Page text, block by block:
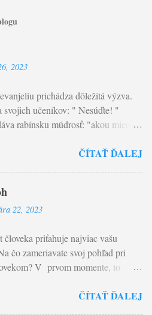
2023
prichádza dôležitá výzva.
svojich učeníkov: " Nesúďte! "
rabínsku múdrosť: "akou mierou
slova zmysle znamená posudzovať
v poznaní. Žiaden človek
toho druhého. A nepozná ani
tkvie ešte v jednej veci - tým
seba samých . Na
, ktorý jedine pozná úmysly srdca
bezhraničné milosrdenstvo. Objavme
ČÍTAŤ ĎALEJ
22, 2023
človeka priťahuje najviac vašu
čo zameriavate svoj pohľad pri
V prvom momente, to
niečo špecifické). Tento
ČÍTAŤ ĎALEJ